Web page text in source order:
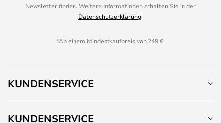
Newsletter finden. Weitere Informationen erhalten Sie in der
Datenschutzerklärung.
*Ab einem Mindestkaufpreis von 249 €.
KUNDENSERVICE
KUNDENSERVICE